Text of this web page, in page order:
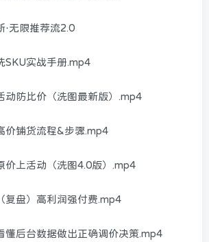
无限推荐流2.0
实战手册.mp4
防比价（洗图最新版）.mp4
价铺货流程&步骤.mp4
上活动（洗图4.0版）.mp4
盘）高利润强付费.mp4
后台数据做出正确调价决策.mp4